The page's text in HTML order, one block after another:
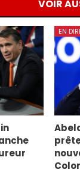
VOIR
EN